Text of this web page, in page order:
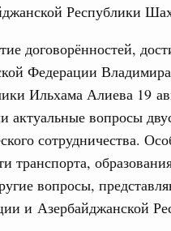
Республики
договорённостей,
Федерации
Ильхама Алиева 19
актуальные вопросы
сотрудничества.
транспорта,
вопросы,
и Азербайджанской
политика в сфере научных
перечень
от НДФЛ
№978
технологий
поручения по
индустрия